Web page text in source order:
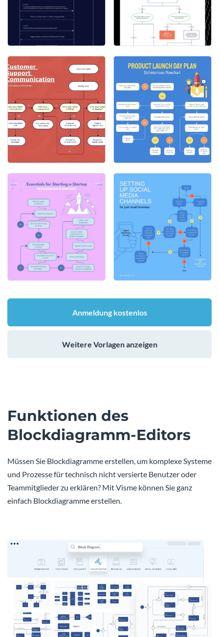
Anmeldung kostenlos
Weitere Vorlagen anzeigen
Funktionen des
Blockdiagramm-Editors
Müssen Sie Blockdiagramme erstellen, um komplexe Systeme
und Prozesse für technisch nicht versierte Benutzer oder
Teammitglieder zu erklären? Mit Visme können Sie ganz
einfach Blockdiagramme erstellen.